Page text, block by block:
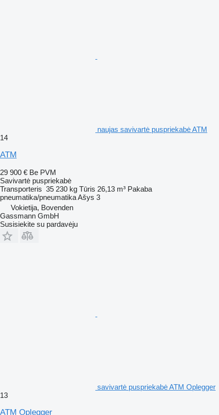
naujas savivartė puspriekabė ATM
14
ATM
29 900 € Be PVM
Savivartė puspriekabė
Transporteris 35 230 kg Tūris 26,13 m³ Pakaba
pneumatika/pneumatikaAšys 3
Vokietija, Bovenden
Gassmann GmbH
Susisiekite su pardavėju
savivartė puspriekabė ATM Oplegger
13
ATM Oplegger